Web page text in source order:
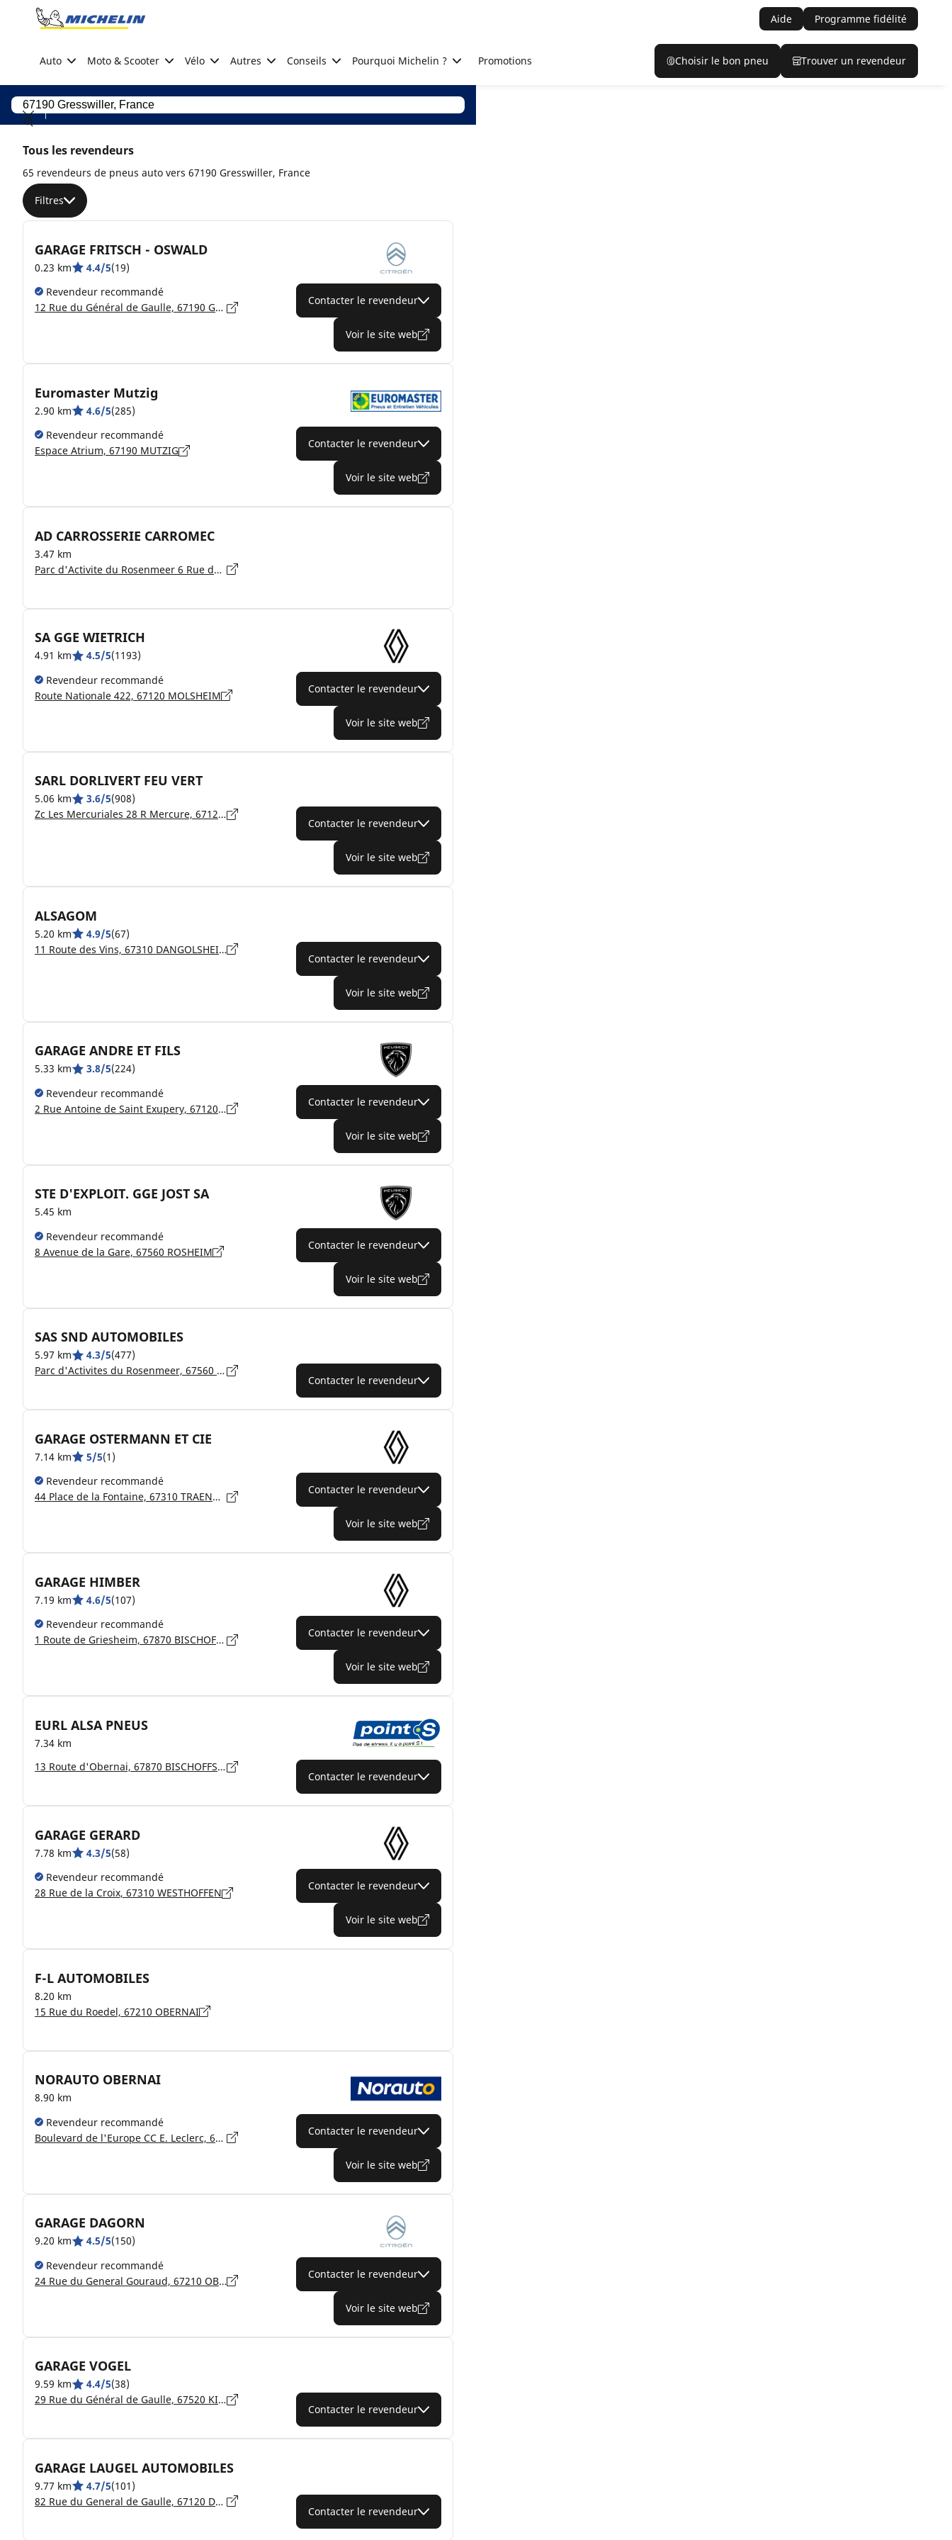
Go to page content
Aide Programme fidélité
Auto Moto & Scooter Vélo Autres Conseils Pourquoi Michelin ? Promotions Choisir le bon pneu Trouver un revendeur
Tous les revendeurs
65 revendeurs de pneus auto vers 67190 Gresswiller, France
Filtres
GARAGE FRITSCH - OSWALD
0.23 km 4.4/5(19)
Revendeur recommandé
12 Rue du Général de Gaulle, 67190 GRESSWILLER
Contacter le revendeur
Voir le site web
Euromaster Mutzig
2.90 km 4.6/5(285)
Revendeur recommandé
Espace Atrium, 67190 MUTZIG
Contacter le revendeur
Voir le site web
AD CARROSSERIE CARROMEC
3.47 km
Parc d'Activite du Rosenmeer 6 Rue du Maire Baruch, 67560 ROSHEIM
SA GGE WIETRICH
4.91 km 4.5/5(1193)
Revendeur recommandé
Route Nationale 422, 67120 MOLSHEIM
Contacter le revendeur
Voir le site web
SARL DORLIVERT FEU VERT
5.06 km 3.6/5(908)
Zc Les Mercuriales 28 R Mercure, 67126 DORLISHEIM
Contacter le revendeur
Voir le site web
ALSAGOM
5.20 km 4.9/5(67)
11 Route des Vins, 67310 DANGOLSHEIM
Contacter le revendeur
Voir le site web
GARAGE ANDRE ET FILS
5.33 km 3.8/5(224)
Revendeur recommandé
2 Rue Antoine de Saint Exupery, 67120 MOLSHEIM
Contacter le revendeur
Voir le site web
STE D'EXPLOIT. GGE JOST SA
5.45 km
Revendeur recommandé
8 Avenue de la Gare, 67560 ROSHEIM
Contacter le revendeur
Voir le site web
SAS SND AUTOMOBILES
5.97 km 4.3/5(477)
Parc d'Activites du Rosenmeer, 67560 ROSHEIM
Contacter le revendeur
GARAGE OSTERMANN ET CIE
7.14 km 5/5(1)
Revendeur recommandé
44 Place de la Fontaine, 67310 TRAENHEIM
Contacter le revendeur
Voir le site web
GARAGE HIMBER
7.19 km 4.6/5(107)
Revendeur recommandé
1 Route de Griesheim, 67870 BISCHOFFSHEIM
Contacter le revendeur
Voir le site web
EURL ALSA PNEUS
7.34 km
13 Route d'Obernai, 67870 BISCHOFFSHEIM
Contacter le revendeur
GARAGE GERARD
7.78 km 4.3/5(58)
Revendeur recommandé
28 Rue de la Croix, 67310 WESTHOFFEN
Contacter le revendeur
Voir le site web
F-L AUTOMOBILES
8.20 km
15 Rue du Roedel, 67210 OBERNAI
NORAUTO OBERNAI
8.90 km
Revendeur recommandé
Boulevard de l'Europe CC E. Leclerc, 67210 OBERNAI
Contacter le revendeur
Voir le site web
GARAGE DAGORN
9.20 km 4.5/5(150)
Revendeur recommandé
24 Rue du General Gouraud, 67210 OBERNAI
Contacter le revendeur
Voir le site web
GARAGE VOGEL
9.59 km 4.4/5(38)
29 Rue du Général de Gaulle, 67520 KIRCHHEIM
Contacter le revendeur
GARAGE LAUGEL AUTOMOBILES
9.77 km 4.7/5(101)
82 Rue du General de Gaulle, 67120 DUTTLENHEIM
Contacter le revendeur